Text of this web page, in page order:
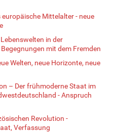
Mittelalter - neue
in der
mit dem Fremden
Welten, neue Horizonte, neue
– Der frühmoderne Staat im
- Anspruch
Revolution -
Verfassung